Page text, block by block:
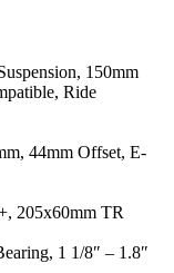
150mm
Ride
44mm Offset, E-
205x60mm TR
1 1/8″ – 1.8″